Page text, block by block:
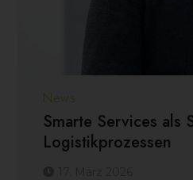
News
Smarte Services als
Logistikprozessen